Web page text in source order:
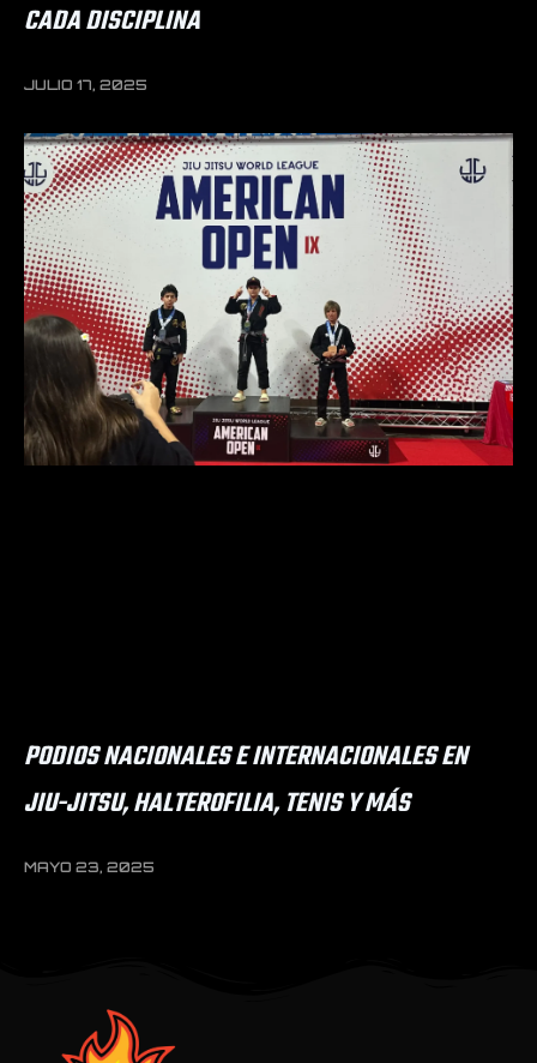
CADA DISCIPLINA
JULIO 17, 2025
PODIOS NACIONALES E INTERNACIONALES EN
JIU-JITSU, HALTEROFILIA, TENIS Y MÁS
MAYO 23, 2025